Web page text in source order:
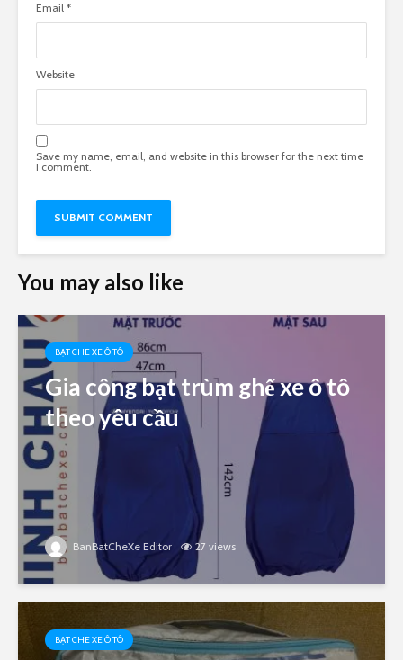
Email *
Website
Save my name, email, and website in this browser for the next time
I comment.
You may also like
BẠT CHE XE Ô TÔ
Gia công bạt trùm ghế xe ô tô
theo yêu cầu
BanBatCheXe Editor 27 views
BẠT CHE XE Ô TÔ